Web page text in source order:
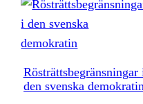
Rösträttsbegränsningar
den svenska